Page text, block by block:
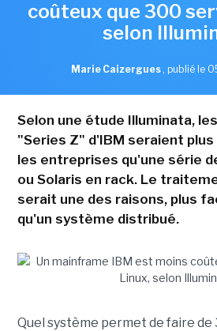
coûteux que 300
selon
Marie Caizergues , publié le
Selon une étude Illuminata,
"Series Z" d'IBM seraient
les entreprises qu'une série
ou Solaris en rack. Le
serait une des raisons, plus
qu'un système distribué.
Quel système permet de faire de